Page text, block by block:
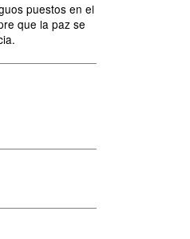
puestos en el
que la paz se